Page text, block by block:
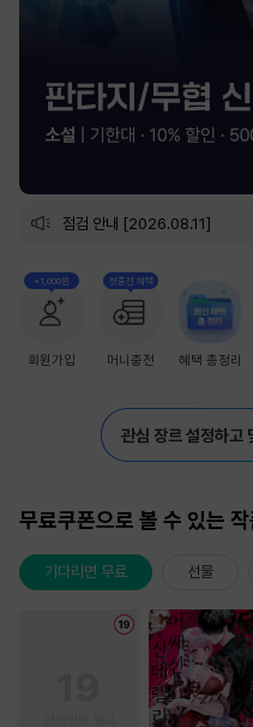
점검 안내 [2026.08.11]
+1,000원
회원가입
첫충전 혜택
머니충전 혜택 총정리
관심 장르 설정하고
무료쿠폰으로 볼 수 있는 작
기다리면 무료 선물